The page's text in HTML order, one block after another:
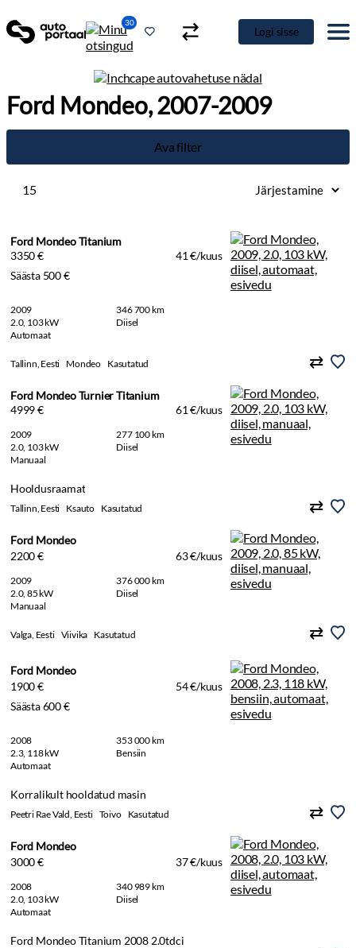
30
Logi sisse
Ford Mondeo, 2007-2009
Ava filter
15
Ford Mondeo Titanium
3350 €
41 €/kuus
Säästa 500 €
2009
346 700 km
2.0, 103 kW
Diisel
Automaat
Tallinn, Eesti Mondeo Kasutatud
Ford Mondeo Turnier Titanium
4999 €
61 €/kuus
2009
277 100 km
2.0, 103 kW
Diisel
Manuaal
Hooldusraamat
Tallinn, Eesti Ksauto Kasutatud
Ford Mondeo
2200 €
63 €/kuus
2009
376 000 km
2.0, 85 kW
Diisel
Manuaal
Valga, Eesti Viivika Kasutatud
Ford Mondeo
1900 €
54 €/kuus
Säästa 600 €
2008
353 000 km
2.3, 118 kW
Bensiin
Automaat
Korralikult hooldatud masin
Peetri Rae Vald, Eesti Toivo Kasutatud
Ford Mondeo
3000 €
37 €/kuus
2008
340 989 km
2.0, 103 kW
Diisel
Automaat
Ford Mondeo Titanium 2008 2.0tdci